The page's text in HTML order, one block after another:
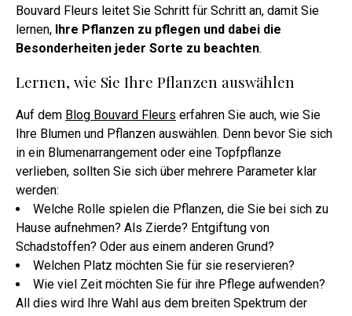
Bouvard Fleurs leitet Sie Schritt für Schritt an, damit Sie
lernen, Ihre Pflanzen zu pflegen und dabei die
Besonderheiten jeder Sorte zu beachten.
Lernen, wie Sie Ihre Pflanzen auswählen
Auf dem Blog Bouvard Fleurs erfahren Sie auch, wie Sie
Ihre Blumen und Pflanzen auswählen. Denn bevor Sie sich
in ein Blumenarrangement oder eine Topfpflanze
verlieben, sollten Sie sich über mehrere Parameter klar
werden:
Welche Rolle spielen die Pflanzen, die Sie bei sich zu
Hause aufnehmen? Als Zierde? Entgiftung von
Schadstoffen? Oder aus einem anderen Grund?
Welchen Platz möchten Sie für sie reservieren?
Wie viel Zeit möchten Sie für ihre Pflege aufwenden?
All dies wird Ihre Wahl aus dem breiten Spektrum der